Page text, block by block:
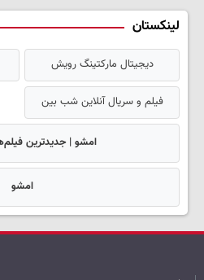
لینکستان
دیجیتال مارکتینگ رویش
فیلم و سریال آنلاین شب بین
امشو | جدیدترین
امشو